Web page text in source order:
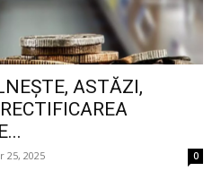
ASTĂZI,
25, 2025 0